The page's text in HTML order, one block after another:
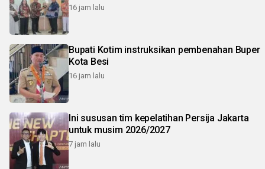
16 jam lalu
Bupati Kotim instruksikan pembenahan Buper
Kota Besi
16 jam lalu
Ini sususan tim kepelatihan Persija Jakarta
untuk musim 2026/2027
7 jam lalu